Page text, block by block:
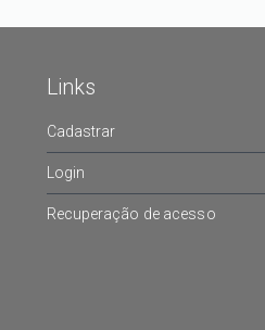
Links
Cadastrar
Login
Recuperação de acesso